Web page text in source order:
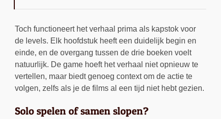
Toch functioneert het verhaal prima als kapstok voor
de levels. Elk hoofdstuk heeft een duidelijk begin en
einde, en de overgang tussen de drie boeken voelt
natuurlijk. De game hoeft het verhaal niet opnieuw te
vertellen, maar biedt genoeg context om de actie te
volgen, zelfs als je de films al een tijd niet hebt gezien.
Solo spelen of samen slopen?